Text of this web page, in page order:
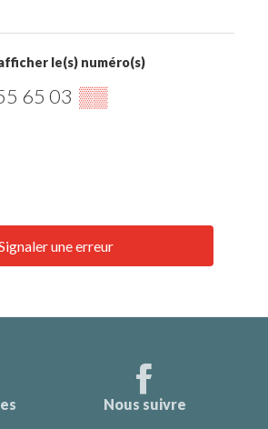
le(s) numéro(s)
65 03 ▒▒
une erreur
Nous suivre